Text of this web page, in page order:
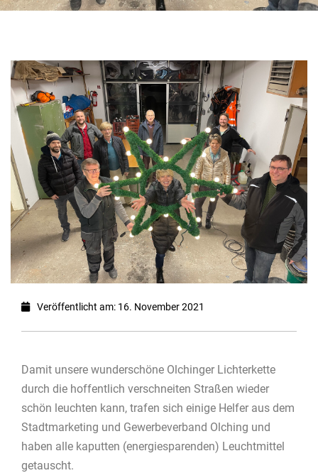
Veröffentlicht am: 16. November 2021
Damit unsere wunderschöne Olchinger Lichterkette
durch die hoffentlich verschneiten Straßen wieder
schön leuchten kann, trafen sich einige Helfer aus dem
Stadtmarketing und Gewerbeverband Olching und
haben alle kaputten (energiesparenden) Leuchtmittel
getauscht.